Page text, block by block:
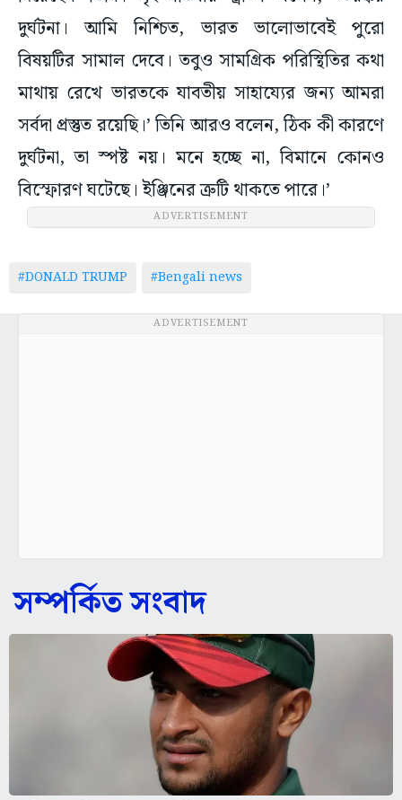
দুর্ঘটনা। আমি নিশ্চিত, ভারত ভালোভাবেই পুরো
বিষয়টির সামাল দেবে। তবুও সামগ্রিক পরিস্থিতির কথা
মাথায় রেখে ভারতকে যাবতীয় সাহায্যের জন্য আমরা
সর্বদা প্রস্তুত রয়েছি।’ তিনি আরও বলেন, ঠিক কী কারণে
দুর্ঘটনা, তা স্পষ্ট নয়। মনে হচ্ছে না, বিমানে কোনও
বিস্ফোরণ ঘটেছে। ইঞ্জিনের ত্রুটি থাকতে পারে।’
ADVERTISEMENT
#DONALD TRUMP #Bengali news
ADVERTISEMENT
সম্পর্কিত সংবাদ